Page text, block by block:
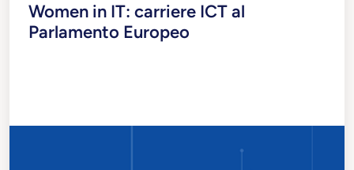
Women in IT: carriere ICT al
Parlamento Europeo